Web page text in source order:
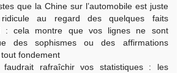
que la Chine sur l’automobile est juste
ridicule au regard des quelques faits
: cela montre que vos lignes ne sont
des sophismes ou des affirmations
fondement
rafraîchir vos statistiques : les